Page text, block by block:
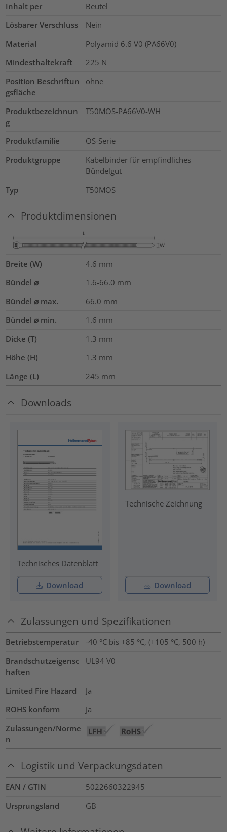
Inhalt per
Beutel
Lösbarer Verschluss
Nein
Material
Polyamid 6.6 V0 (PA66V0)
Mindesthaltekraft
225 N
Position Beschriftun
gsfläche
ohne
Produktbezeichnun
g
T50MOS-PA66V0-WH
Produktfamilie
OS-Serie
Produktgruppe
Kabelbinder für empfindliches
Bündelgut
Typ
T50MOS
Produktdimensionen
Breite (W) 4.6 mm
Bündel ⌀
1.6-66.0 mm
Bündel ⌀ max.
66.0 mm
Bündel ⌀ min.
1.6 mm
Dicke (T)
1.3 mm
Höhe (H)
1.3 mm
Länge (L)
245 mm
Downloads
Technisches Datenblatt
Download
Technische Zeichnung
Download
Zulassungen und Spezifikationen
Betriebstemperatur
-40 °C bis +85 °C, (+105 °C, 500 h)
Brandschutzeigensc
haften
UL94 V0
Limited Fire Hazard
Ja
ROHS konform
Ja
Zulassungen/Norme
n
Logistik und Verpackungsdaten
EAN / GTIN
5022660322945
Ursprungsland
GB